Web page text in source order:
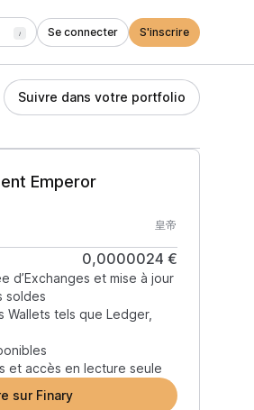
/ Se connecter S'inscrire
Suivre dans votre portfolio
Emperor
皇帝
0,0000024 €
d’Exchanges et mise à jour
soldes
Wallets tels que Ledger,
et accès en lecture seule
sur Finary